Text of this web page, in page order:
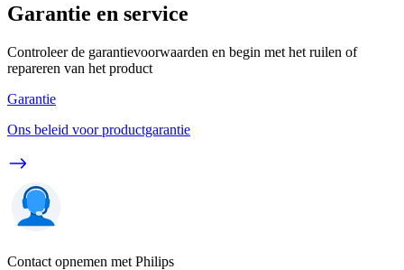
Garantie en service
Controleer de garantievoorwaarden en begin met het ruilen of
repareren van het product
Garantie
Ons beleid voor productgarantie
Contact opnemen met Philips